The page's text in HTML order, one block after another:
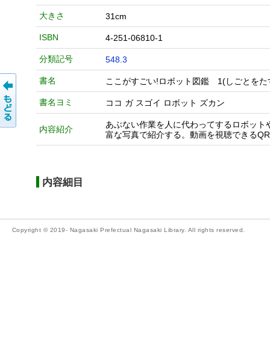
大きさ 31cm
ISBN 4-251-06810-1
分類記号 548.3
書名 ここがすごい!ロボット図鑑 1(しごとをた
書名ヨミ ココ ガ スゴイ ロボット ズカン
内容紹介
あぶない作業を人に代わってするロボッ
富な写真で紹介する。動画を視聴できる
内容細目
Copyright © 2019- Nagasaki Prefectual Nagasaki Library. All rights reserved.